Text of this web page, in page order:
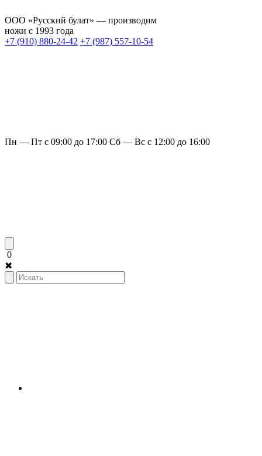
ООО «Русский булат» — производим
ножи с 1993 года
+7 (910) 880-24-42 +7 (987) 557-10-54
Пн — Пт с 09:00 до 17:00 Сб — Вс с 12:00 до 16:00
0
✖